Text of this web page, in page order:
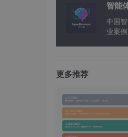
智能
中国
业案
更多推荐